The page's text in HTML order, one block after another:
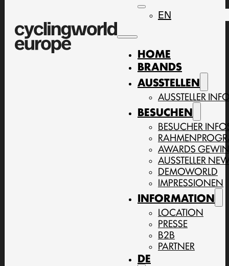
EN
HOME
BRANDS
AUSSTELLEN
AUSSTELLER
BESUCHEN
BESUCHER
AWARDS
AUSSTELLER
DEMOWORLD
IMPRESSIONEN
INFORMATION
LOCATION
PRESSE
B2B
PARTNER
DE